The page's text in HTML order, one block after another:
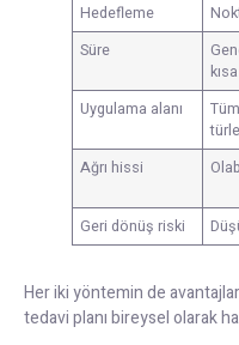
Hedefleme
Süre
kısa
Uygulama alanı
Ağrı hissi
Geri dönüş riski
Her iki yöntemin de
tedavi planı bireysel olarak